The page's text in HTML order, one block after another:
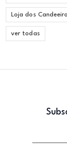
Loja dos
ver todas